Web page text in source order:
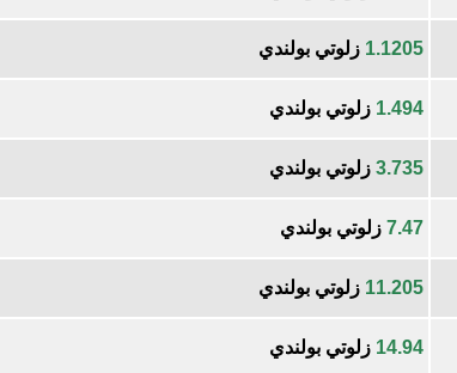
1.1205 زلوتي بولندي
1.494 زلوتي بولندي
3.735 زلوتي بولندي
7.47 زلوتي بولندي
11.205 زلوتي بولندي
14.94 زلوتي بولندي